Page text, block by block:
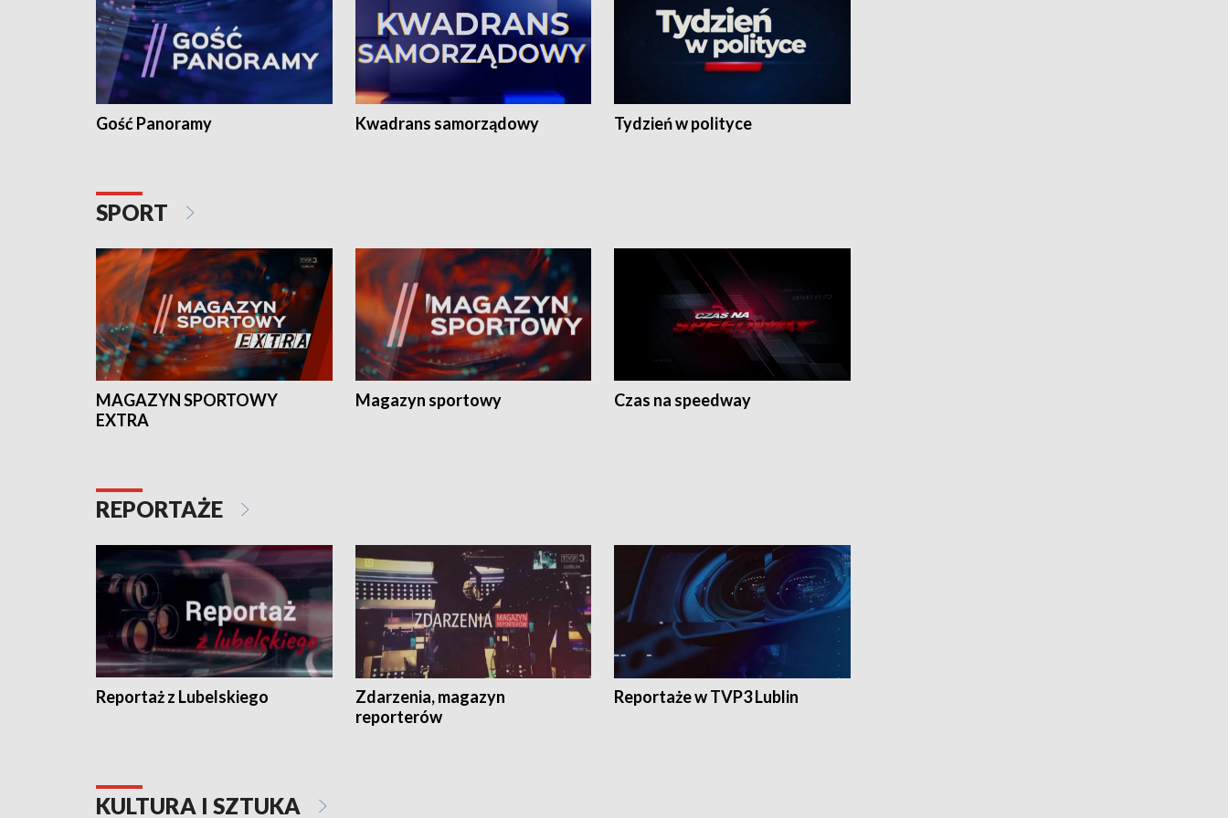
Gość Panoramy Kwadrans samorządowy Tydzień w polityce
SPORT
MAGAZYN SPORTOWY
EXTRA
Magazyn sportowy Czas na speedway
REPORTAŻE
Reportaż z Lubelskiego
Zdarzenia, magazyn
reporterów
Reportaże w TVP3 Lublin
KULTURA I SZTUKA